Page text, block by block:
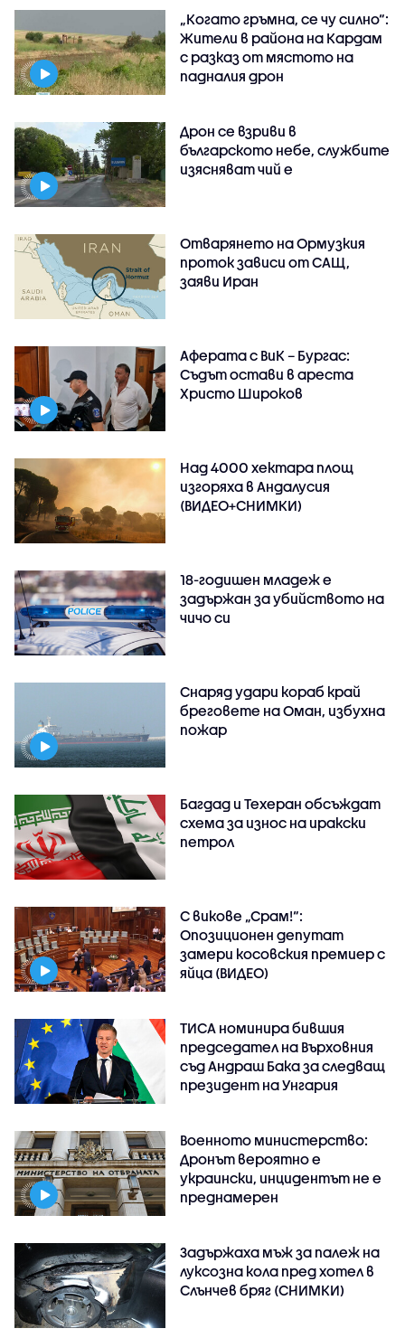
„Когато гръмна, се чу силно“:
Жители в района на Кардам
с разказ от мястото на
падналия дрон
Дрон се взриви в
българското небе, службите
изясняват чий е
Отварянето на Ормузкия
проток зависи от САЩ,
заяви Иран
Аферата с ВиК – Бургас:
Съдът остави в ареста
Христо Широков
Над 4000 хектара площ
изгоряха в Андалусия
(ВИДЕО+СНИМКИ)
18-годишен младеж е
задържан за убийството на
чичо си
Снаряд удари кораб край
бреговете на Оман, избухна
пожар
Багдад и Техеран обсъждат
схема за износ на иракски
петрол
С викове „Срам!“:
Опозиционен депутат
замери косовския премиер с
яйца (ВИДЕО)
ТИСА номинира бившия
председател на Върховния
съд Андраш Бака за следващ
президент на Унгария
Военното министерство:
Дронът вероятно е
украински, инцидентът не е
преднамерен
Задържаха мъж за палеж на
луксозна кола пред хотел в
Слънчев бряг (СНИМКИ)